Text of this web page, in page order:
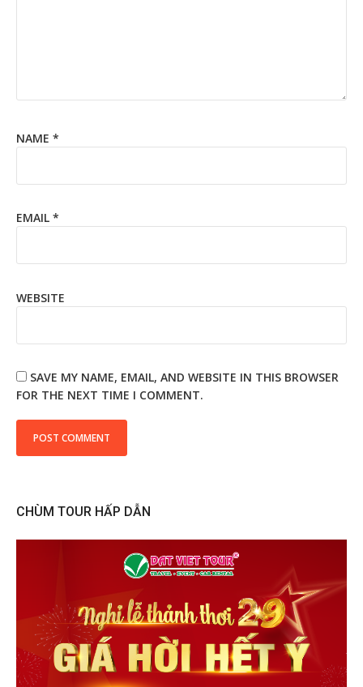
NAME *
EMAIL *
WEBSITE
SAVE MY NAME, EMAIL, AND WEBSITE IN THIS BROWSER
FOR THE NEXT TIME I COMMENT.
CHÙM TOUR HẤP DẪN